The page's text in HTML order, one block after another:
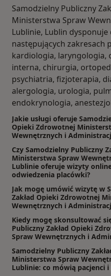
Samodzielny Publiczny
Ministerstwa Spraw
Lublinie, Lublin dysponuje
następujących zakresach
kardiologia, laryngologia,
interna, chirurgia,
psychiatria, fizjoterapia,
alergologia, urologia,
endokrynologia,
Jakie usługi oferuje
Opieki Zdrowotnej
Wewnętrznych i
Czy Samodzielny Publiczny
Ministerstwa Spraw
Lublinie oferuje wizyty
odwiedzenia placówki?
Jak mogę umówić wizytę w
Zakład Opieki Zdrowotnej
Wewnętrznych i
Kiedy mogę skonsultować
Publiczny Zakład Opieki
Spraw Wewnętrznych i
Samodzielny Publiczny
Ministerstwa Spraw
Lublinie: co mówią pacjenci